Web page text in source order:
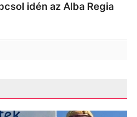
idén az Alba Regia